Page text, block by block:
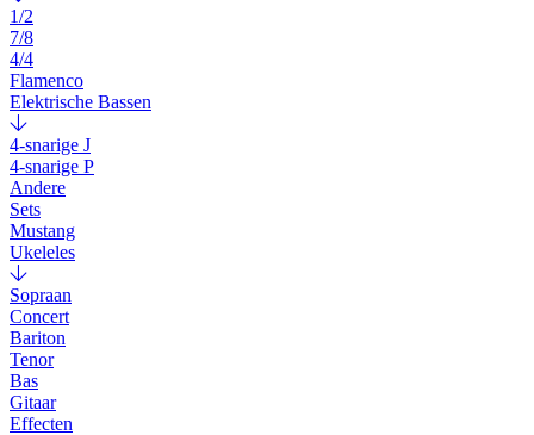
1/2
7/8
4/4
Flamenco
Elektrische Bassen
4-snarige J
4-snarige P
Andere
Sets
Mustang
Ukeleles
Sopraan
Concert
Bariton
Tenor
Bas
Gitaar
Effecten